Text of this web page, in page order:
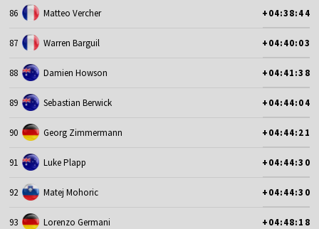
86 Matteo Vercher +04:38:44
87 Warren Barguil +04:40:03
88 Damien Howson +04:41:38
89 Sebastian Berwick +04:44:04
90 Georg Zimmermann +04:44:21
91 Luke Plapp +04:44:30
92 Matej Mohoric +04:44:30
93 Lorenzo Germani +04:48:18